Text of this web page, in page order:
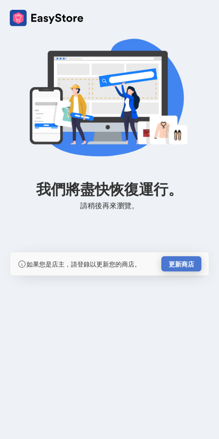
我們將盡快恢復運行。
請稍後再來瀏覽。
如果您是店主，請登錄以更新您的商店。 更新商店